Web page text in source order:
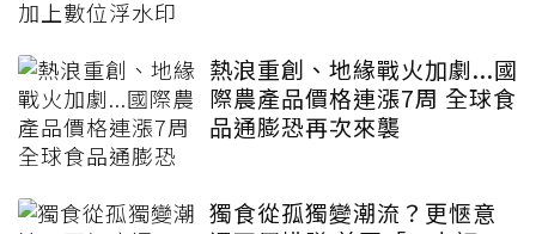
熱浪重創、地緣戰火加劇...國
際農產品價格連漲7周 全球食
品通膨恐再次來襲
獨食從孤獨變潮流？更愜意